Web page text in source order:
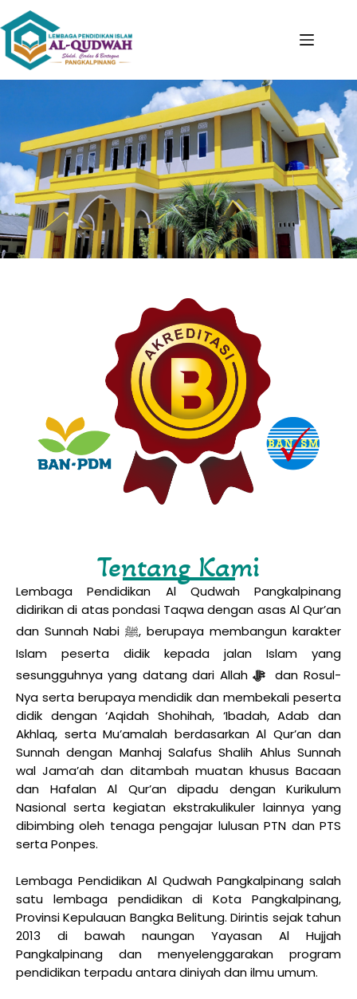
Tentang Kami
Lembaga Pendidikan Al Qudwah Pangkalpinang
didirikan di atas pondasi Taqwa dengan asas Al Qur’an
dan Sunnah Nabi ﷺ, berupaya membangun karakter
Islam peserta didik kepada jalan Islam yang
sesungguhnya yang datang dari Allah ﷻdan Rosul-
Nya serta berupaya mendidik dan membekali peserta
didik dengan ‘Aqidah Shohihah, ‘Ibadah, Adab dan
Akhlaq, serta Mu’amalah berdasarkan Al Qur’an dan
Sunnah dengan Manhaj Salafus Shalih Ahlus Sunnah
wal Jama’ah dan ditambah muatan khusus Bacaan
dan Hafalan Al Qur’an dipadu dengan Kurikulum
Nasional serta kegiatan ekstrakulikuler lainnya yang
dibimbing oleh tenaga pengajar lulusan PTN dan PTS
serta Ponpes.
Lembaga Pendidikan Al Qudwah Pangkalpinang salah
satu lembaga pendidikan di Kota Pangkalpinang,
Provinsi Kepulauan Bangka Belitung. Dirintis sejak tahun
2013 di bawah naungan Yayasan Al Hujjah
Pangkalpinang dan menyelenggarakan program
pendidikan terpadu antara diniyah dan ilmu umum.